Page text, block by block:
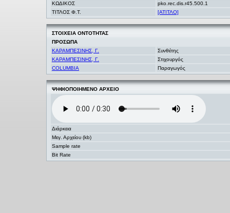
ΚΩΔΙΚΟΣ
pko.rec.dis.r45.500.1
ΤΙΤΛΟΣ Φ.Τ.
[ΑΤΙΤΛΟ]
ΣΤΟΙΧΕΙΑ ΟΝΤΟΤΗΤΑΣ
ΠΡΟΣΩΠΑ
ΚΑΡΑΜΠΕΣΙΝΗΣ, Γ.
Συνθέτης
ΚΑΡΑΜΠΕΣΙΝΗΣ, Γ.
Στιχουργός
COLUMBIA
Παραγωγός
ΨΗΦΙΟΠΟΙΗΜΕΝΟ ΑΡΧΕΙΟ
Διάρκεια
Μεγ. Αρχείου (kb)
Sample rate
Bit Rate